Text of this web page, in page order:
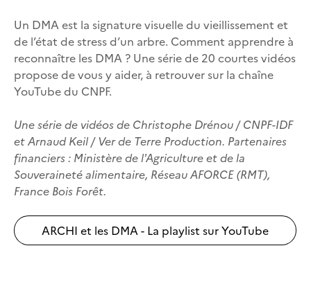
Un DMA est la signature visuelle du vieillissement et
de l’état de stress d’un arbre. Comment apprendre à
reconnaître les DMA ? Une série de 20 courtes vidéos
propose de vous y aider, à retrouver sur la chaîne
YouTube du CNPF.
Une série de vidéos de Christophe Drénou / CNPF-IDF
et Arnaud Keil / ‪Ver de Terre Production‬. Partenaires
financiers : Ministère de l'Agriculture et de la
Souveraineté alimentaire, Réseau AFORCE (RMT),
France Bois Forêt.
ARCHI et les DMA - La playlist sur YouTube